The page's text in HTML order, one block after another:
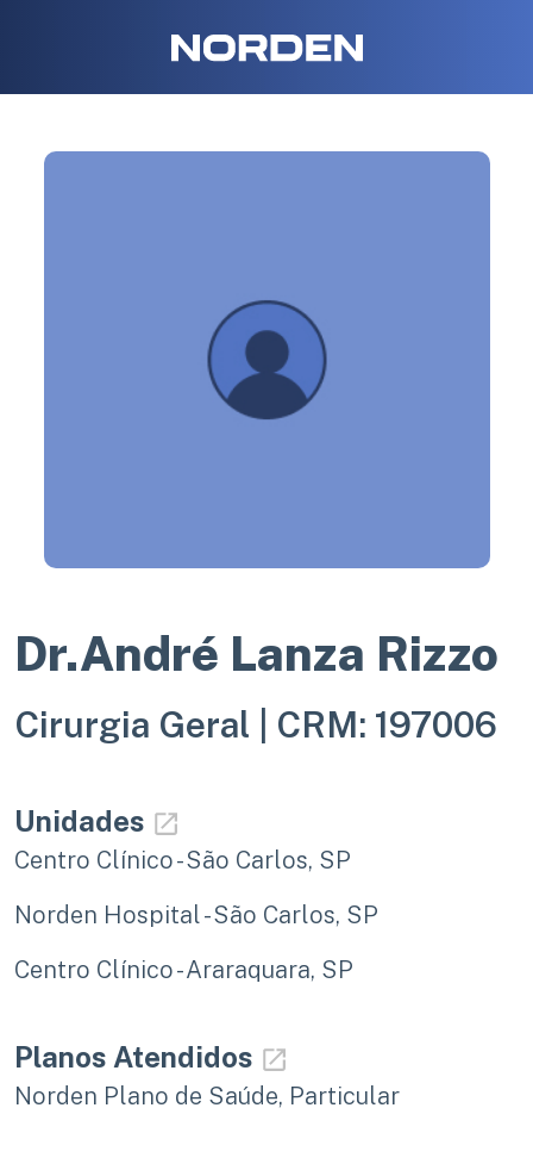
Dr.André Lanza Rizzo
Cirurgia Geral | CRM: 197006
Unidades
Centro Clínico - São Carlos, SP
Norden Hospital - São Carlos, SP
Centro Clínico - Araraquara, SP
Planos Atendidos
Norden Plano de Saúde, Particular